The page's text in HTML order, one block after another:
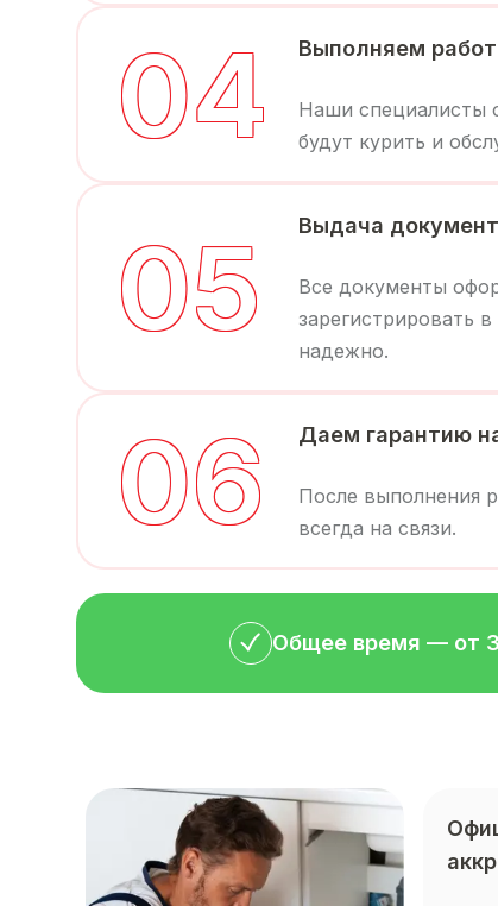
04 Выполняем
Наши специалисты
будут курить и
05 Выдача
Все документы
зарегистрировать
надежно.
06 Даем гарантию
После выполнения
всегда на связи.
Общее время — от